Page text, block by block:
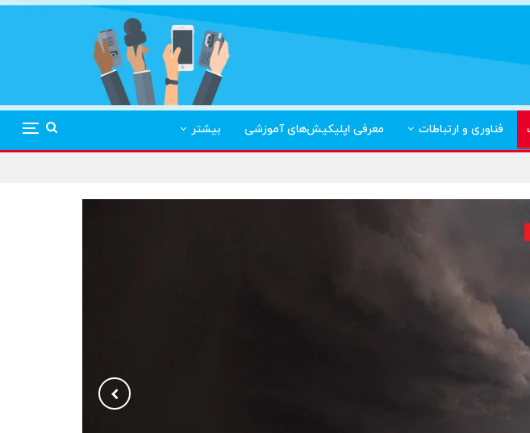
فناوری و ارتباطات معرفی اپلیکیش‌های آموزشی بیشتر